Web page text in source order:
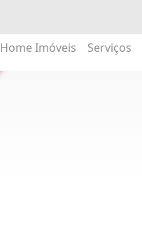
Home Imóveis Serviços